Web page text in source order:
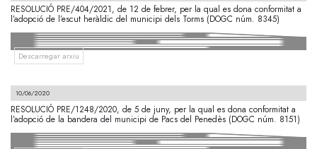
RESOLUCIÓ PRE/404/2021, de 12 de febrer, per la qual es dona conformitat a
l’adopció de l’escut heràldic del municipi dels Torms (DOGC núm. 8345)
Descarregar arxiu
10/06/2020
RESOLUCIÓ PRE/1248/2020, de 5 de juny, per la qual es dona conformitat a
l’adopció de la bandera del municipi de Pacs del Penedès (DOGC núm. 8151)